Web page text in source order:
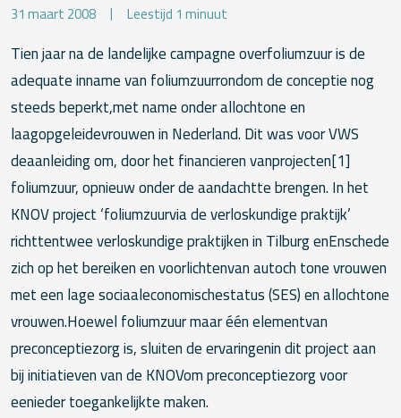
31 maart 2008 Leestijd 1 minuut
Tien jaar na de landelijke campagne overfoliumzuur is de
adequate inname van foliumzuurrondom de conceptie nog
steeds beperkt,met name onder allochtone en
laagopgeleidevrouwen in Nederland. Dit was voor VWS
deaanleiding om, door het financieren vanprojecten[1]
foliumzuur, opnieuw onder de aandachtte brengen. In het
KNOV project ‘foliumzuurvia de verloskundige praktijk’
richttentwee verloskundige praktijken in Tilburg enEnschede
zich op het bereiken en voorlichtenvan autoch tone vrouwen
met een lage sociaaleconomischestatus (SES) en allochtone
vrouwen.Hoewel foliumzuur maar één elementvan
preconceptiezorg is, sluiten de ervaringenin dit project aan
bij initiatieven van de KNOVom preconceptiezorg voor
eenieder toegankelijkte maken.